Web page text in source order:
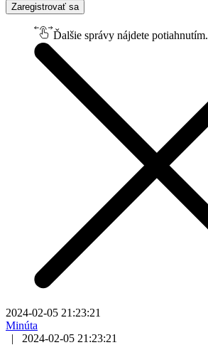
Zaregistrovať sa
Ďalšie správy nájdete potiahnutím.
2024-02-05 21:23:21
Minúta
|
2024-02-05 21:23:21